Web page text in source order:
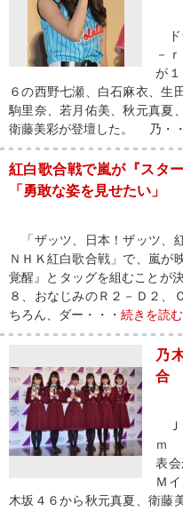
ド
－
が
６の西野七瀬、白石麻衣、生
駒里奈、若月佑美、秋元真夏
衛藤美彩が登壇した。 乃・
紅白歌合戦で嵐が『スタ
「勇敢な姿を見せたい」
「ザッツ、日本！ザッツ、
ＮＨＫ紅白歌合戦」で、嵐が
覚醒』とタッグを組むことが
８、おなじみのＲ２－Ｄ２、
ちろん、ダー・・・ 続きを読む
乃
合
Ｊ
ｍ
表
Ｍ
木坂４６から秋元真夏、衛藤